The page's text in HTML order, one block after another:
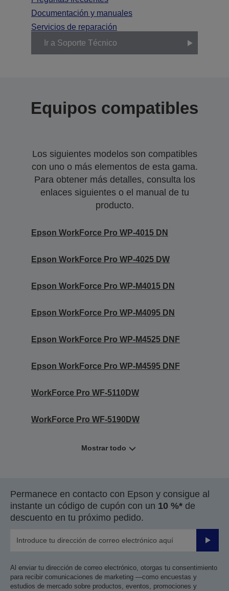
Documentación y manuales
Servicios de reparación
Ir a Soporte Técnico
Equipos compatibles
Los siguientes modelos son compatibles
con uno o más elementos de esta gama.
Para obtener más detalles, consulta los
enlaces siguientes o el manual de tu
producto.
Epson WorkForce Pro WP-4015 DN
Epson WorkForce Pro WP-4025 DW
Epson WorkForce Pro WP-M4015 DN
Epson WorkForce Pro WP-M4095 DN
Epson WorkForce Pro WP-M4525 DNF
Epson WorkForce Pro WP-M4595 DNF
WorkForce Pro WF-5110DW
WorkForce Pro WF-5190DW
Mostrar todo
Permanece en contacto con Epson y consigue al
instante un código de cupón con un 10 %* de
descuento en tu próximo pedido.
Enviar
Al enviar tu dirección de correo electrónico, otorgas tu consentimiento
para recibir comunicaciones de marketing —como encuestas y
estudios de mercado sobre productos, eventos, promociones y